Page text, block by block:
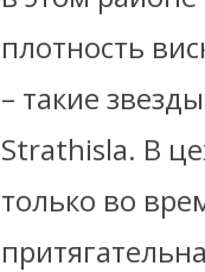
плотность
– такие
Strathisla. В
только во